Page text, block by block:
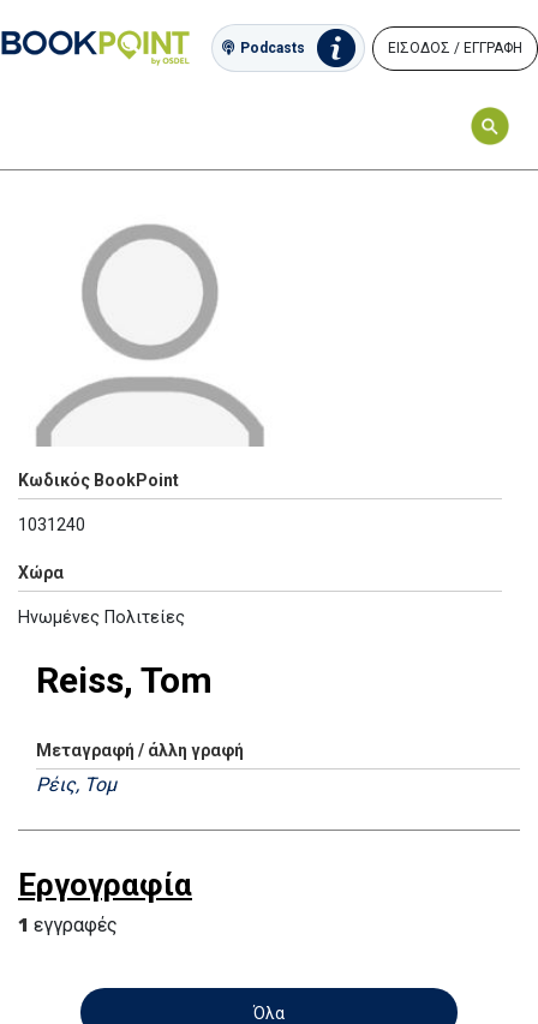
Podcasts ΕΙΣΟΔΟΣ / ΕΓΓΡΑΦΗ
Κωδικός BookPoint
1031240
Χώρα
Ηνωμένες Πολιτείες
Reiss, Tom
Μεταγραφή / άλλη γραφή
Ρέις, Τομ
Εργογραφία
1 εγγραφές
Όλα